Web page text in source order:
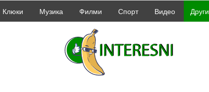
Клюки Музика Филми Спорт Видео Други